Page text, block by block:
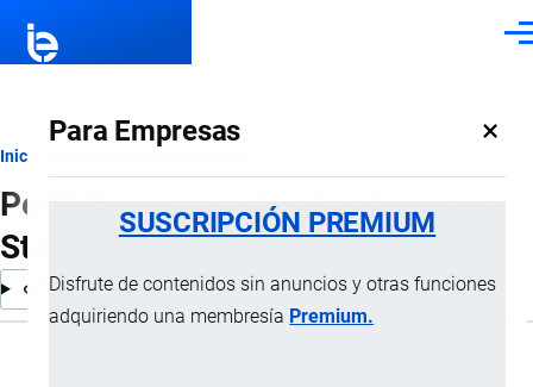
Para Empresas ×
SUSCRIPCIÓN PREMIUM
Disfrute de contenidos sin anuncios y otras funciones
adquiriendo una membresía Premium.
Ruta
de
navegación
Inicio
Perfil Empresa - Courier Company
Standard View